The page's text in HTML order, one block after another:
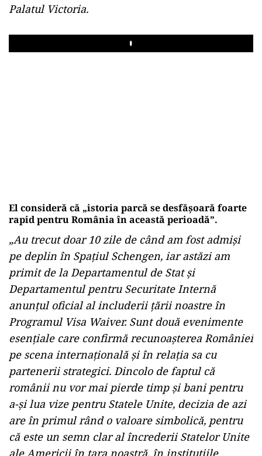
Palatul Victoria.
Play
El consideră că „istoria parcă se desfășoară foarte
rapid pentru România în această perioadă”.
„Au trecut doar 10 zile de când am fost admişi
pe deplin în Spaţiul Schengen, iar astăzi am
primit de la Departamentul de Stat şi
Departamentul pentru Securitate Internă
anunţul oficial al includerii ţării noastre în
Programul Visa Waiver. Sunt două evenimente
esenţiale care confirmă recunoaşterea României
pe scena internaţională şi în relaţia sa cu
partenerii strategici. Dincolo de faptul că
românii nu vor mai pierde timp şi bani pentru
a-şi lua vize pentru Statele Unite, decizia de azi
are în primul rând o valoare simbolică, pentru
că este un semn clar al încrederii Statelor Unite
ale Americii în ţara noastră, în instituţiile